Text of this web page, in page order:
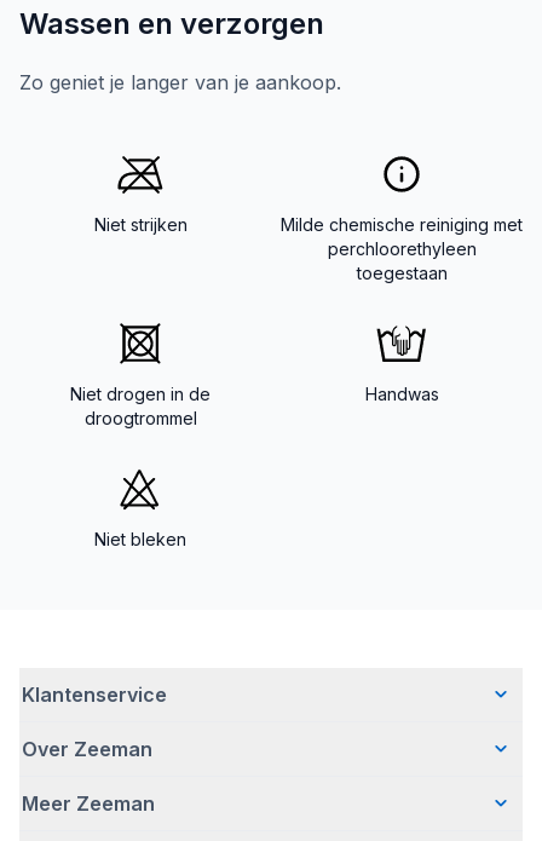
Wassen en verzorgen
Zo geniet je langer van je aankoop.
Niet strijken
Milde chemische reiniging met
perchloorethyleen
toegestaan
Niet drogen in de
droogtrommel
Handwas
Niet bleken
Klantenservice
Veelgestelde vragen
Bezorgen
Over Zeeman
Wie wij zijn
Meer Zeeman